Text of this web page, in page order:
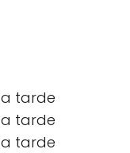
tarde
tarde
tarde